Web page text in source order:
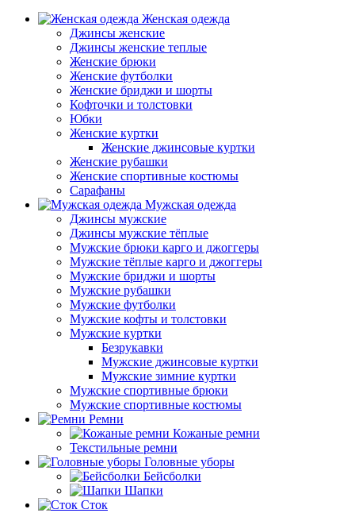
Женская одежда
Джинсы женские
Джинсы женские теплые
Женские брюки
Женские футболки
Женские бриджи и шорты
Кофточки и толстовки
Юбки
Женские куртки
Женские джинсовые куртки
Женские рубашки
Женские спортивные костюмы
Сарафаны
Мужская одежда
Джинсы мужские
Джинсы мужские тёплые
Мужские брюки карго и джоггеры
Мужские тёплые карго и джоггеры
Мужские бриджи и шорты
Мужские рубашки
Мужские футболки
Мужские кофты и толстовки
Мужские куртки
Безрукавки
Мужские джинсовые куртки
Мужские зимние куртки
Мужские спортивные брюки
Мужские спортивные костюмы
Ремни
Кожаные ремни
Текстильные ремни
Головные уборы
Бейсболки
Шапки
Сток